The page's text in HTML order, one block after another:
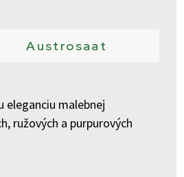
Austrosaat
eleganciu malebnej
ružových a purpurových